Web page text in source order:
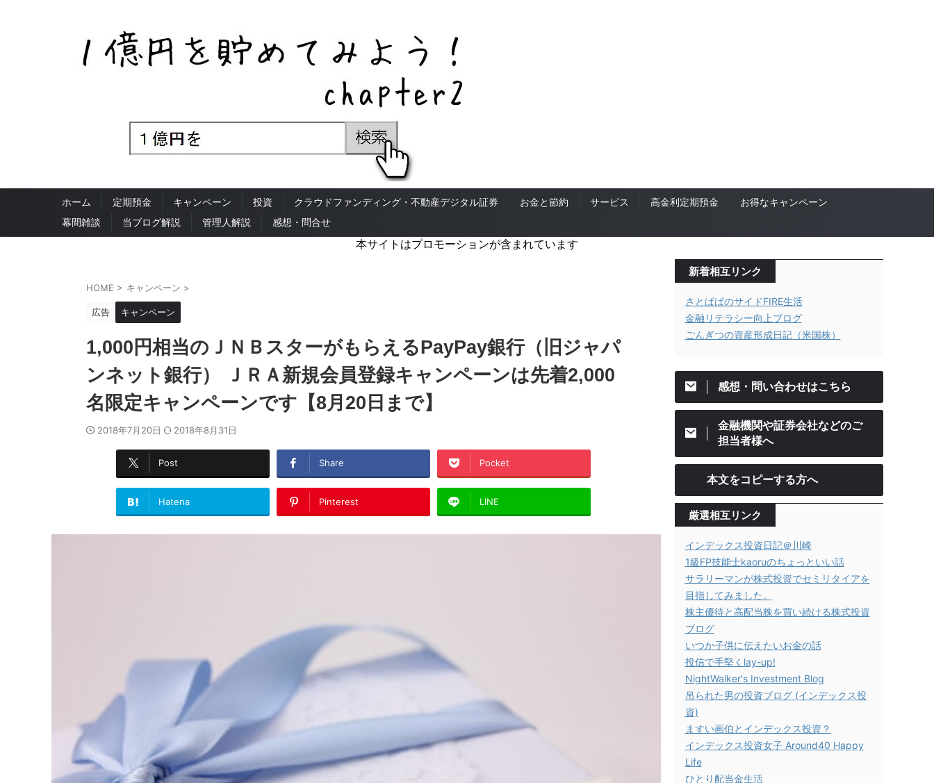
ホーム 定期預金 キャンペーン 投資 クラウドファンディング・不動産デジタル証券 お金と節約 サービス 高金利定期預金
お得なキャンペーン
幕間雑談
当ブログ解説 管理人解説 感想・問合せ
本サイトはプロモーションが含まれています
HOME > キャンペーン >
広告 キャンペーン
1,000円相当のＪＮＢスターがもらえるPayPay銀行（旧ジャパ
ンネット銀行） ＪＲＡ新規会員登録キャンペーンは先着2,000
名限定キャンペーンです【8月20日まで】
2018年7月20日 2018年8月31日
Post Share Pocket
Hatena Pinterest LINE
新着相互リンク
さとぱぱのサイドFIRE生活
金融リテラシー向上ブログ
ごんぎつの資産形成日記（米国株）
感想・問い合わせはこちら
金融機関や証券会社などのご
担当者様へ
本文をコピーする方へ
厳選相互リンク
インデックス投資日記＠川崎
1級FP技能士kaoruのちょっといい話
サラリーマンが株式投資でセミリタイアを
目指してみました。
株主優待と高配当株を買い続ける株式投資
ブログ
いつか子供に伝えたいお金の話
投信で手堅くlay-up!
NightWalker's Investment Blog
吊られた男の投資ブログ (インデックス投
資)
ますい画伯とインデックス投資？
インデックス投資女子 Around40 Happy
Life
ひとり配当金生活